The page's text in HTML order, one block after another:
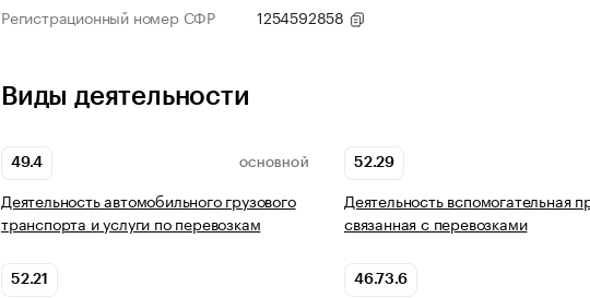
Регистрационный номер СФР 1254592858
Виды деятельности
49.4 ОСНОВНОЙ
Деятельность автомобильного грузового
транспорта и услуги по перевозкам
52.29
Деятельность вспомогательная
связанная с перевозками
52.21 46.73.6